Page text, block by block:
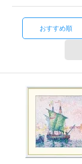
おすすめ順